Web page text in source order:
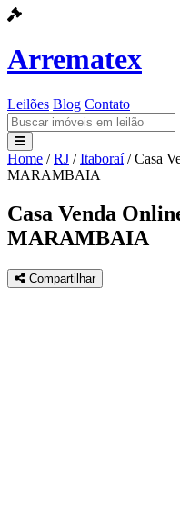
Arrematex
Leilões Blog Contato
Leilões
Blog
Contato
Home / RJ / Itaboraí / Casa
MARAMBAIA
Casa Venda
MARAMBAIA
Compartilhar